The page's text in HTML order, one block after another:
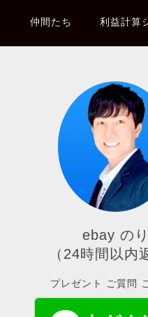
仲間たち 利益計算
ebay のり
（24時間以内
プレゼント ご質問